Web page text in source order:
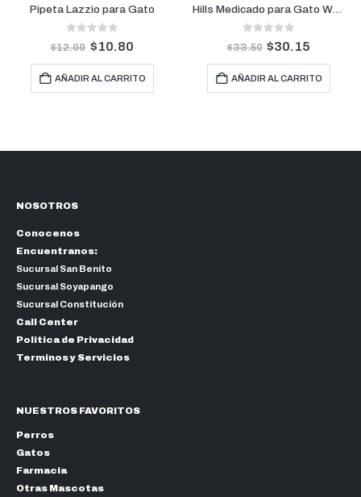
Hills Medicado para Gato Weight Reduction R/D 4lb
0 out of 5
$ 33.50 $
AÑADIR AL CARRITO
0 out of 5
$15.00 $
AÑADIR AL
NOSOTROS
Conocenos
Encuentranos:
Sucursal San Benito
Sucursal Soyapango
Sucursal Constitución
Call Center
Politica de Privacidad
Terminos y Servicios
NUESTROS FAVORITOS
Perros
Gatos
Farmacia
Otras Mascotas